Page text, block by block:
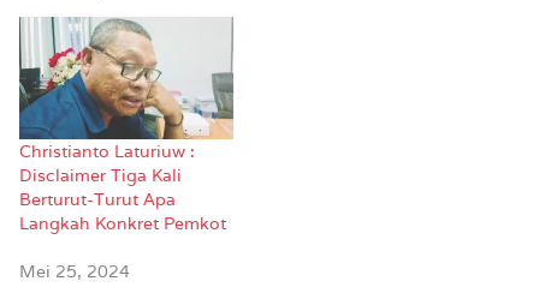
Christianto Laturiuw :
Disclaimer Tiga Kali
Berturut-Turut Apa
Langkah Konkret Pemkot
Mei 25, 2024